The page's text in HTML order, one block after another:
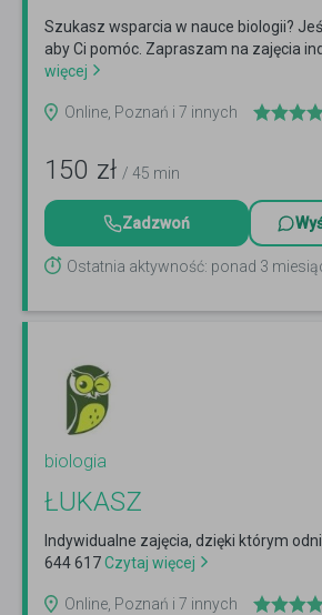
Szukasz wsparcia w nauce biologii?
aby Ci pomóc. Zapraszam na zajęcia
więcej
Online, Poznań i 7 innych
150 zł / 45 min
Zadzwoń
Ostatnia aktywność: ponad 3
biologia
ŁUKASZ
Indywidualne zajęcia, dzięki którym
644 617Czytaj więcej
Online, Poznań i 7 innych